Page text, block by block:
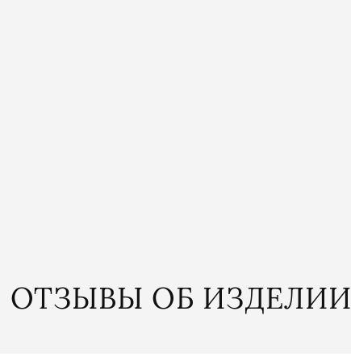
ОТЗЫВЫ ОБ ИЗДЕЛИИ